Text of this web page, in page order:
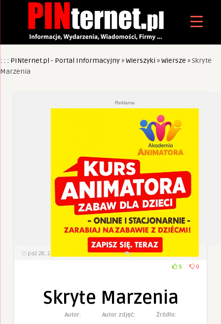
: : : PINternet.pl - Portal Informacyjny»Wierszyki »Wiersze »Skryte
Marzenia
Reklama
paź 28, 2022 Wyświetlenia 0 Komentarzy
5 0
Skryte Marzenia
Autor: Autor zdjęć: Żródło: